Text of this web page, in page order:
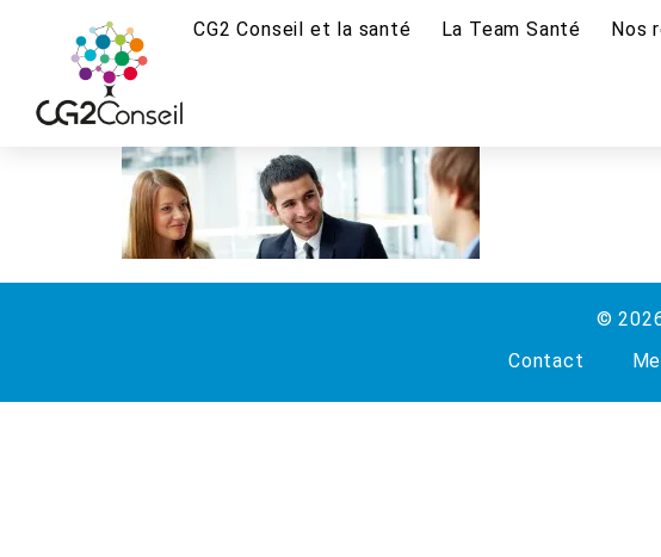
CG2 Conseil et la santé La Team Santé Nos
©
Contact